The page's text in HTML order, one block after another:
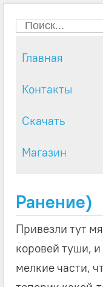
Главная
Контакты
Скачать
Магазин
Ранение)
Привезли тут
коровей туши, и
мелкие части,